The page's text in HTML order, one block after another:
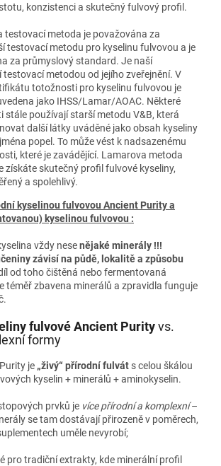
konzistenci a skutečný fulvový profil.
testovací metoda je považována za
testovací metodu pro kyselinu fulvovou a je
za průmyslový standard. Je naší
metodou od jejího zveřejnění. V
totožnosti pro kyselinu fulvovou je
jako IHSS/Lamar/AOAC. Některé
stále používají starší metodu V&B, která
další látky uváděné jako obsah kyseliny
popel. To může vést k nadsazenému
které je zavádějící. Lamarova metoda
získáte skutečný profil fulvové kyseliny,
a spolehlivý.
kyselinou fulvovou Ancient Purity a
kyselinou fulvovou :
vždy nesenějaké minerály !!!
závisí na půdě, lokalitě a způsobu
od toho čištěná nebo fermentovaná
téměř zbavena minerálů a zpravidla funguje
fulvové Ancient Purityvs.
formy
je „živý“ přírodní fulvát s celou škálou
kyselin + minerálů + aminokyselin.
prvků je více přírodní a komplexní –
se tam dostávají přirozeně v poměrech,
uměle nevyrobí;
pro tradiční extrakty, kde minerální profil